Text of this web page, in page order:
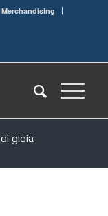
Merchandising
gioia